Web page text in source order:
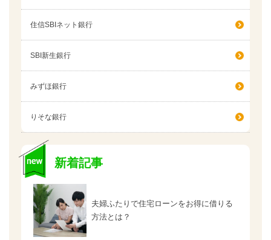
住信SBIネット銀行
SBI新生銀行
みずほ銀行
りそな銀行
新着記事
夫婦ふたりで住宅ローンをお得に借りる
方法とは？